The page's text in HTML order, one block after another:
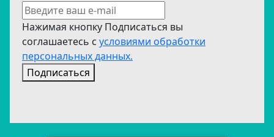
Нажимая кнопку Подписаться вы
соглашаетесь с условиями обработки
персональных данных.
Подписаться